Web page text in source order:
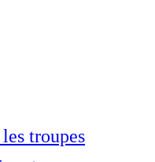
troupes